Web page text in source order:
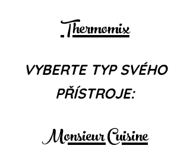
Thermomix
VYBERTE TYP SVÉHO
PŘÍSTROJE:
Monsieur Cuisine